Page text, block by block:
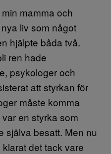
mamma och
liv som något
hjälpte båda två.
ren hade
psykologer och
att styrkan för
måste komma
en styrka som
själva besatt. Men nu
det tack vare